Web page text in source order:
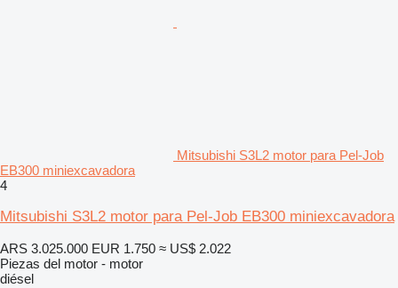
Mitsubishi S3L2 motor para Pel-Job
EB300 miniexcavadora
4
Mitsubishi S3L2 motor para Pel-Job EB300 miniexcavadora
ARS 3.025.000 EUR 1.750 ≈ US$ 2.022
Piezas del motor - motor
diésel